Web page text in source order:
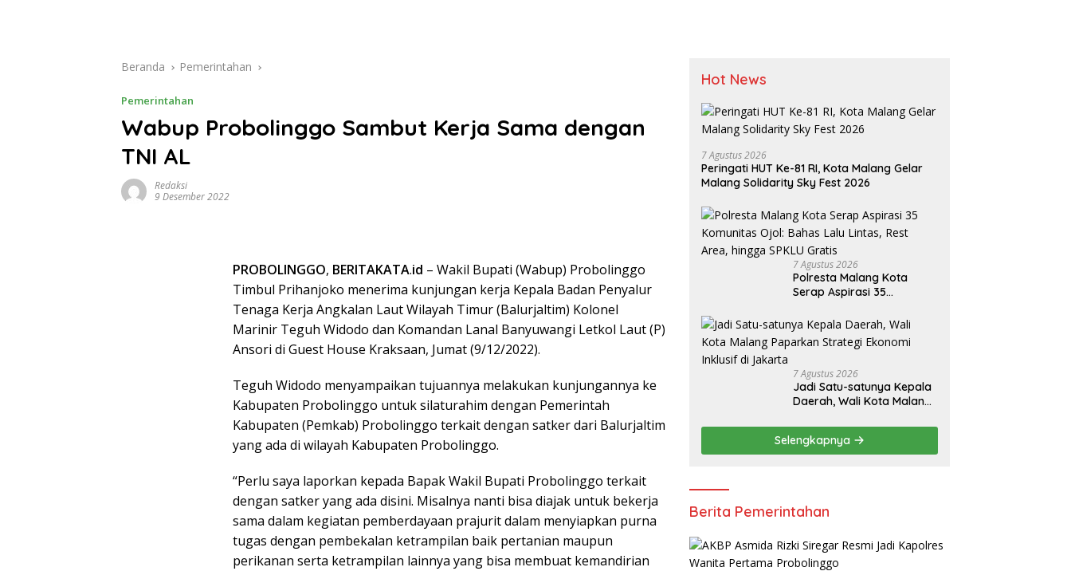
Beranda Pemerintahan
Pemerintahan
Wabup Probolinggo Sambut Kerja Sama dengan
TNI AL
Redaksi
9 Desember 2022
PROBOLINGGO, BERITAKATA.id – Wakil Bupati (Wabup) Probolinggo
Timbul Prihanjoko menerima kunjungan kerja Kepala Badan Penyalur
Tenaga Kerja Angkalan Laut Wilayah Timur (Balurjaltim) Kolonel
Marinir Teguh Widodo dan Komandan Lanal Banyuwangi Letkol Laut (P)
Ansori di Guest House Kraksaan, Jumat (9/12/2022).
Teguh Widodo menyampaikan tujuannya melakukan kunjungannya ke
Kabupaten Probolinggo untuk silaturahim dengan Pemerintah
Kabupaten (Pemkab) Probolinggo terkait dengan satker dari Balurjaltim
yang ada di wilayah Kabupaten Probolinggo.
“Perlu saya laporkan kepada Bapak Wakil Bupati Probolinggo terkait
dengan satker yang ada disini. Misalnya nanti bisa diajak untuk bekerja
sama dalam kegiatan pemberdayaan prajurit dalam menyiapkan purna
tugas dengan pembekalan ketrampilan baik pertanian maupun
perikanan serta ketrampilan lainnya yang bisa membuat kemandirian
Hot News
7 Agustus 2026
Peringati HUT Ke-81 RI, Kota Malang Gelar
Malang Solidarity Sky Fest 2026
7 Agustus 2026
Polresta Malang Kota
Serap Aspirasi 35
Lalu Lintas, Rest Area,
hingga SPKLU Gratis
7 Agustus 2026
Jadi Satu-satunya Kepala
Daerah, Wali Kota Malang
Ekonomi Inklusif di
Jakarta
Selengkapnya
Berita Pemerintahan